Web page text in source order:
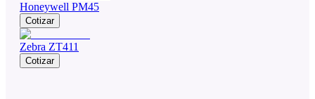
Honeywell PM45
Cotizar
Zebra ZT411
Cotizar